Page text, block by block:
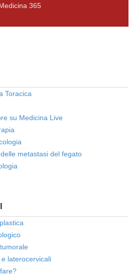
365
Toracica
su Medicina Live
metastasi del fegato
laterocervicali